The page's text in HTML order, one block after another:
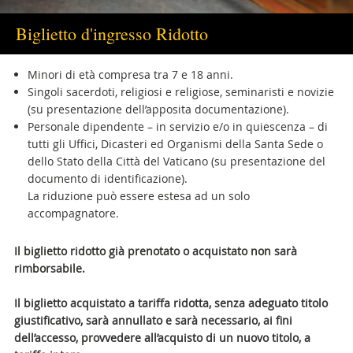
Biglietto d'ingresso Ridotto
Minori di età compresa tra 7 e 18 anni.
Singoli sacerdoti, religiosi e religiose, seminaristi e novizie
(su presentazione dell’apposita documentazione).
Personale dipendente – in servizio e/o in quiescenza – di
tutti gli Uffici, Dicasteri ed Organismi della Santa Sede o
dello Stato della Città del Vaticano (su presentazione del
documento di identificazione).
La riduzione può essere estesa ad un solo
accompagnatore.
Il biglietto ridotto già prenotato o acquistato non sarà
rimborsabile.
Il biglietto acquistato a tariffa ridotta, senza adeguato titolo
giustificativo, sarà annullato e sarà necessario, ai fini
dell’accesso, provvedere all’acquisto di un nuovo titolo, a